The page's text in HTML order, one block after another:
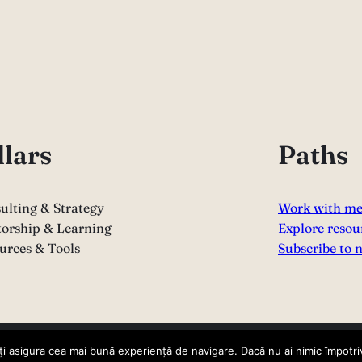
& Strategy
& Learning
& Tools
Paths
Work with me
Explore
Subscribe to
cea mai bună experiență de navigare. Dacă nu ai nimic